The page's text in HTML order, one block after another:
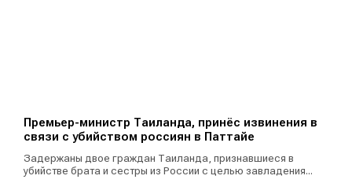
Премьер-министр Таиланда, принёс извинения в
связи с убийством россиян в Паттайе
Задержаны двое граждан Таиланда, признавшиеся в
убийстве брата и сестры из России с целью завладения...